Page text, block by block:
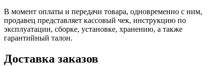
В момент оплаты и передачи товара, одновременно с ним,
продавец представляет кассовый чек, инструкцию по
эксплуатации, сборке, установке, хранению, а также
гарантийный талон.
Доставка заказов